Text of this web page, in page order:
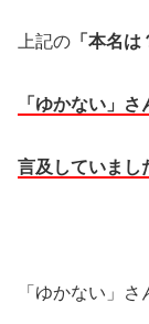
上記の 「本名
「ゆかない」
言及していまし
「ゆかない」